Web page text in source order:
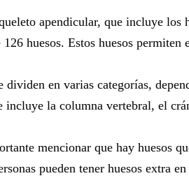
apendicular, que incluye los
126 huesos. Estos huesos
dividen en varias categorías,
incluye la columna vertebral, el
mencionar que hay huesos
pueden tener huesos extra